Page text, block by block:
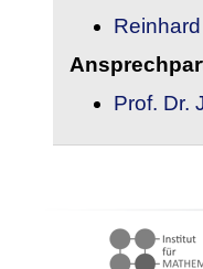
Prof. Dr.